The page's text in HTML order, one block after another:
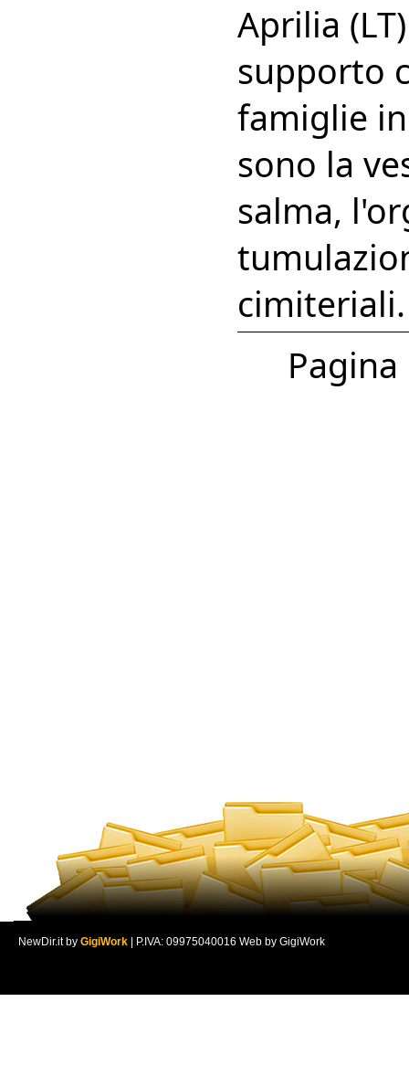
Aprilia
supporto
famiglie
sono la
salma,
cimiteriali.
NewDir.it by GigiWork | P.IVA: 09975040016 Web by GigiWork